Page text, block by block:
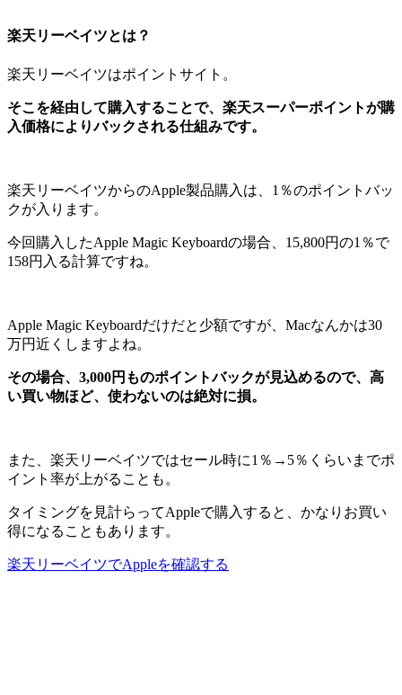
楽天リーベイツとは？
楽天リーベイツはポイントサイト。
そこを経由して購入することで、楽天スーパーポイントが購
入価格によりバックされる仕組みです。
楽天リーベイツからのApple製品購入は、1％のポイントバッ
クが入ります。
今回購入したApple Magic Keyboardの場合、15,800円の1％で
158円入る計算ですね。
Apple Magic Keyboardだけだと少額ですが、Macなんかは30
万円近くしますよね。
その場合、3,000円ものポイントバックが見込めるので、高
い買い物ほど、使わないのは絶対に損。
また、楽天リーベイツではセール時に1％→5％くらいまでポ
イント率が上がることも。
タイミングを見計らってAppleで購入すると、かなりお買い
得になることもあります。
楽天リーベイツでAppleを確認する